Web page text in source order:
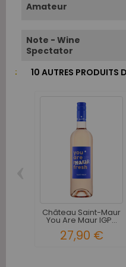
Amateur
Note - Wine
Spectator
10 AUTRES PRODUITS
Château Saint-Maur
You Are Maur IGP...
27,90 €